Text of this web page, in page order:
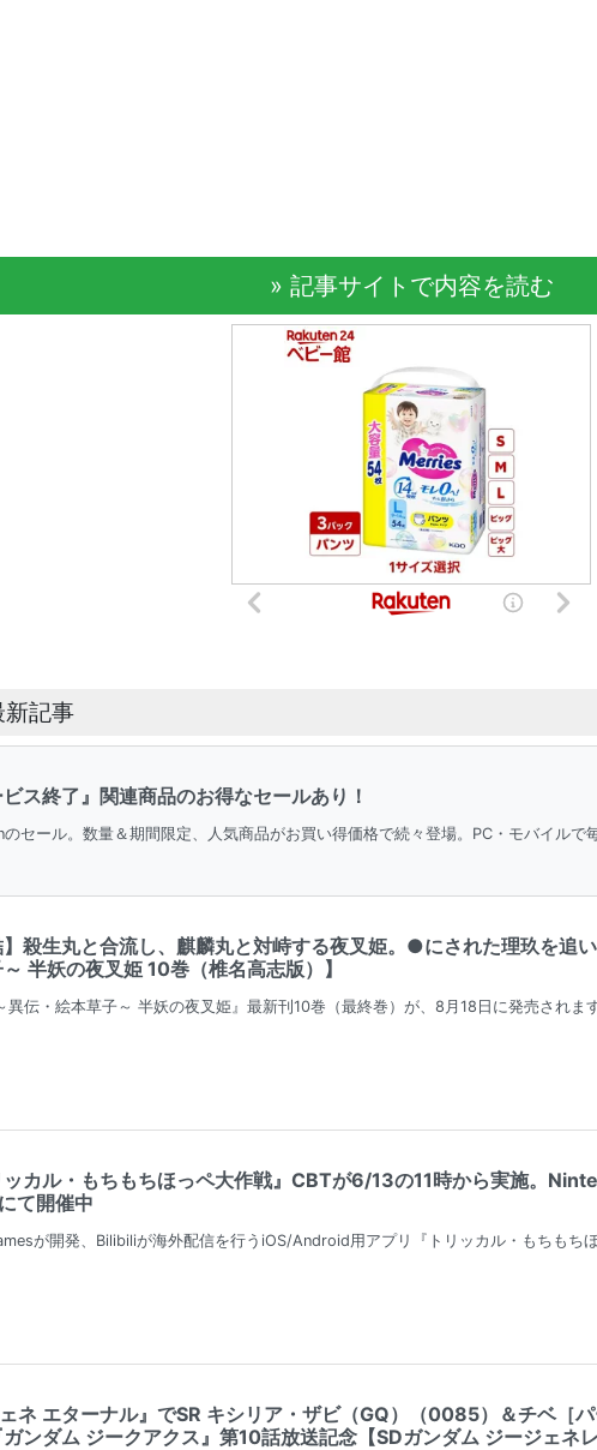
» 記事サイトで内容を読む
新記事
ビス終了』関連商品のお得なセールあり！
セール。数量＆期間限定、人気商品がお買い得価格で続々登場。PC・モバイル
】殺生丸と合流し、麒麟丸と対峙する夜叉姫。●にされた理玖を
半妖の夜叉姫 10巻（椎名高志版）】
異伝・絵本草子～ 半妖の夜叉姫』最新刊10巻（最終巻）が、8月18日に発売されます
ッカル・もちもちほっペ大作戦』CBTが6/13の11時から実施。
て開催中
が開発、Bilibiliが海外配信を行うiOS/Android用アプリ『トリッカル・もちもち
ェネ エターナル』でSR キシリア・ザビ（GQ）（0085）＆チベ
ンダム ジークアクス』第10話放送記念【SDガンダム ジージェネ